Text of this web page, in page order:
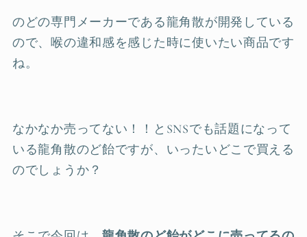
のどの専門メーカーである龍角散が開発している
ので、喉の違和感を感じた時に使いたい商品です
ね。
なかなか売ってない！！とSNSでも話題になって
いる龍角散のど飴ですが、いったいどこで買える
のでしょうか？